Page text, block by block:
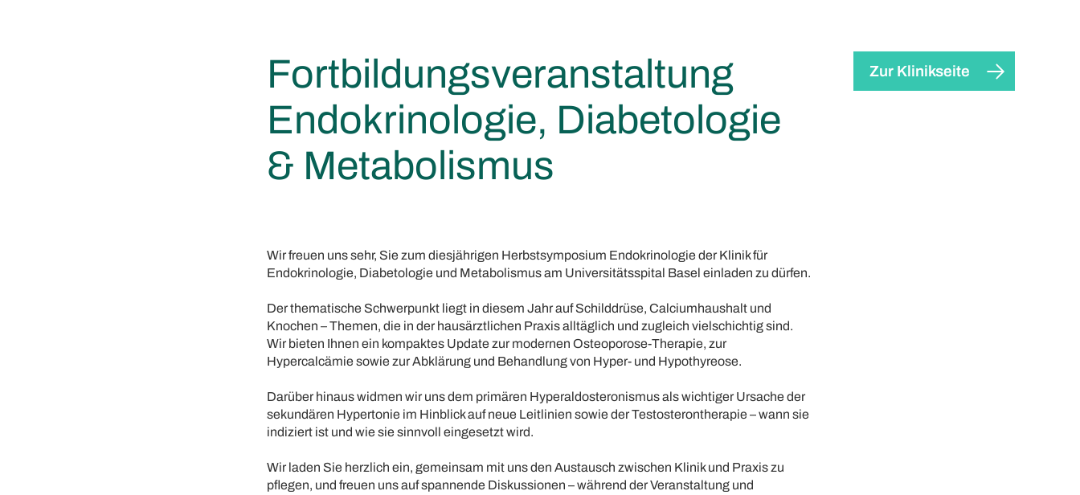
Fortbildungsveranstaltung
Endokrinologie, Diabetologie
& Metabolismus
Wir freuen uns sehr, Sie zum diesjährigen Herbstsymposium Endokrinologie der Klinik für
Endokrinologie, Diabetologie und Metabolismus am Universitätsspital Basel einladen zu dürfen.
Der thematische Schwerpunkt liegt in diesem Jahr auf Schilddrüse, Calciumhaushalt und
Knochen – Themen, die in der hausärztlichen Praxis alltäglich und zugleich vielschichtig sind.
Wir bieten Ihnen ein kompaktes Update zur modernen Osteoporose-Therapie, zur
Hypercalcämie sowie zur Abklärung und Behandlung von Hyper- und Hypothyreose.
Darüber hinaus widmen wir uns dem primären Hyperaldosteronismus als wichtiger Ursache der
sekundären Hypertonie im Hinblick auf neue Leitlinien sowie der Testosterontherapie – wann sie
indiziert ist und wie sie sinnvoll eingesetzt wird.
Wir laden Sie herzlich ein, gemeinsam mit uns den Austausch zwischen Klinik und Praxis zu
pflegen, und freuen uns auf spannende Diskussionen – während der Veranstaltung und
Zur Klinikseite